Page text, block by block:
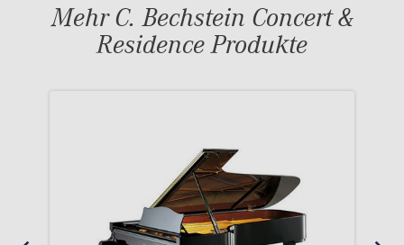
Mehr C. Bechstein Concert &
Residence Produkte